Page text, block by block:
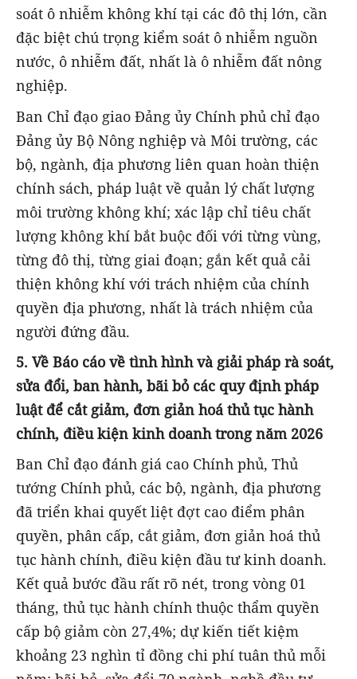
soát ô nhiễm không khí tại các đô thị lớn, cần
đặc biệt chú trọng kiểm soát ô nhiễm nguồn
nước, ô nhiễm đất, nhất là ô nhiễm đất nông
nghiệp.
Ban Chỉ đạo giao Đảng ủy Chính phủ chỉ đạo
Đảng ủy Bộ Nông nghiệp và Môi trường, các
bộ, ngành, địa phương liên quan hoàn thiện
chính sách, pháp luật về quản lý chất lượng
môi trường không khí; xác lập chỉ tiêu chất
lượng không khí bắt buộc đối với từng vùng,
từng đô thị, từng giai đoạn; gắn kết quả cải
thiện không khí với trách nhiệm của chính
quyền địa phương, nhất là trách nhiệm của
người đứng đầu.
5. Về Báo cáo về tình hình và giải pháp rà soát,
sửa đổi, ban hành, bãi bỏ các quy định pháp
luật để cắt giảm, đơn giản hoá thủ tục hành
chính, điều kiện kinh doanh trong năm 2026
Ban Chỉ đạo đánh giá cao Chính phủ, Thủ
tướng Chính phủ, các bộ, ngành, địa phương
đã triển khai quyết liệt đợt cao điểm phân
quyền, phân cấp, cắt giảm, đơn giản hoá thủ
tục hành chính, điều kiện đầu tư kinh doanh.
Kết quả bước đầu rất rõ nét, trong vòng 01
tháng, thủ tục hành chính thuộc thẩm quyền
cấp bộ giảm còn 27,4%; dự kiến tiết kiệm
khoảng 23 nghìn tỉ đồng chi phí tuân thủ mỗi